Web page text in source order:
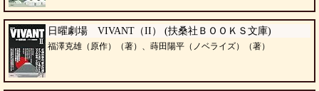
日曜劇場 VIVANT（II） (扶桑社ＢＯＯＫＳ文庫)
福澤克雄（原作）（著）、蒔田陽平（ノベライズ）（著）